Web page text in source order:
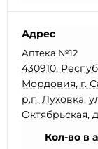
Адрес
Аптека №12
430910,
Мордовия, г.
р.п. Луховка,
Октябрьская,
Кол-во в